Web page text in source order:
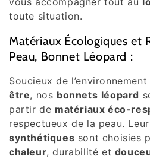
toute situation.
Matériaux Écologiques et
Peau, Bonnet Léopard :
Soucieux de
être, nos bonnets léopard
partir de matériaux éco-
respectueux de la peau.
synthétiques sont choisies
chaleur, durabilité et